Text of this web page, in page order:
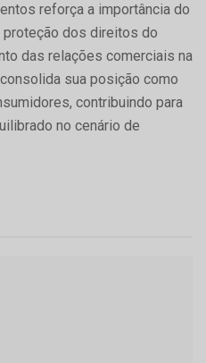
reforça a importância do
proteção dos direitos do
das relações comerciais na
sua posição como
contribuindo para
no cenário de